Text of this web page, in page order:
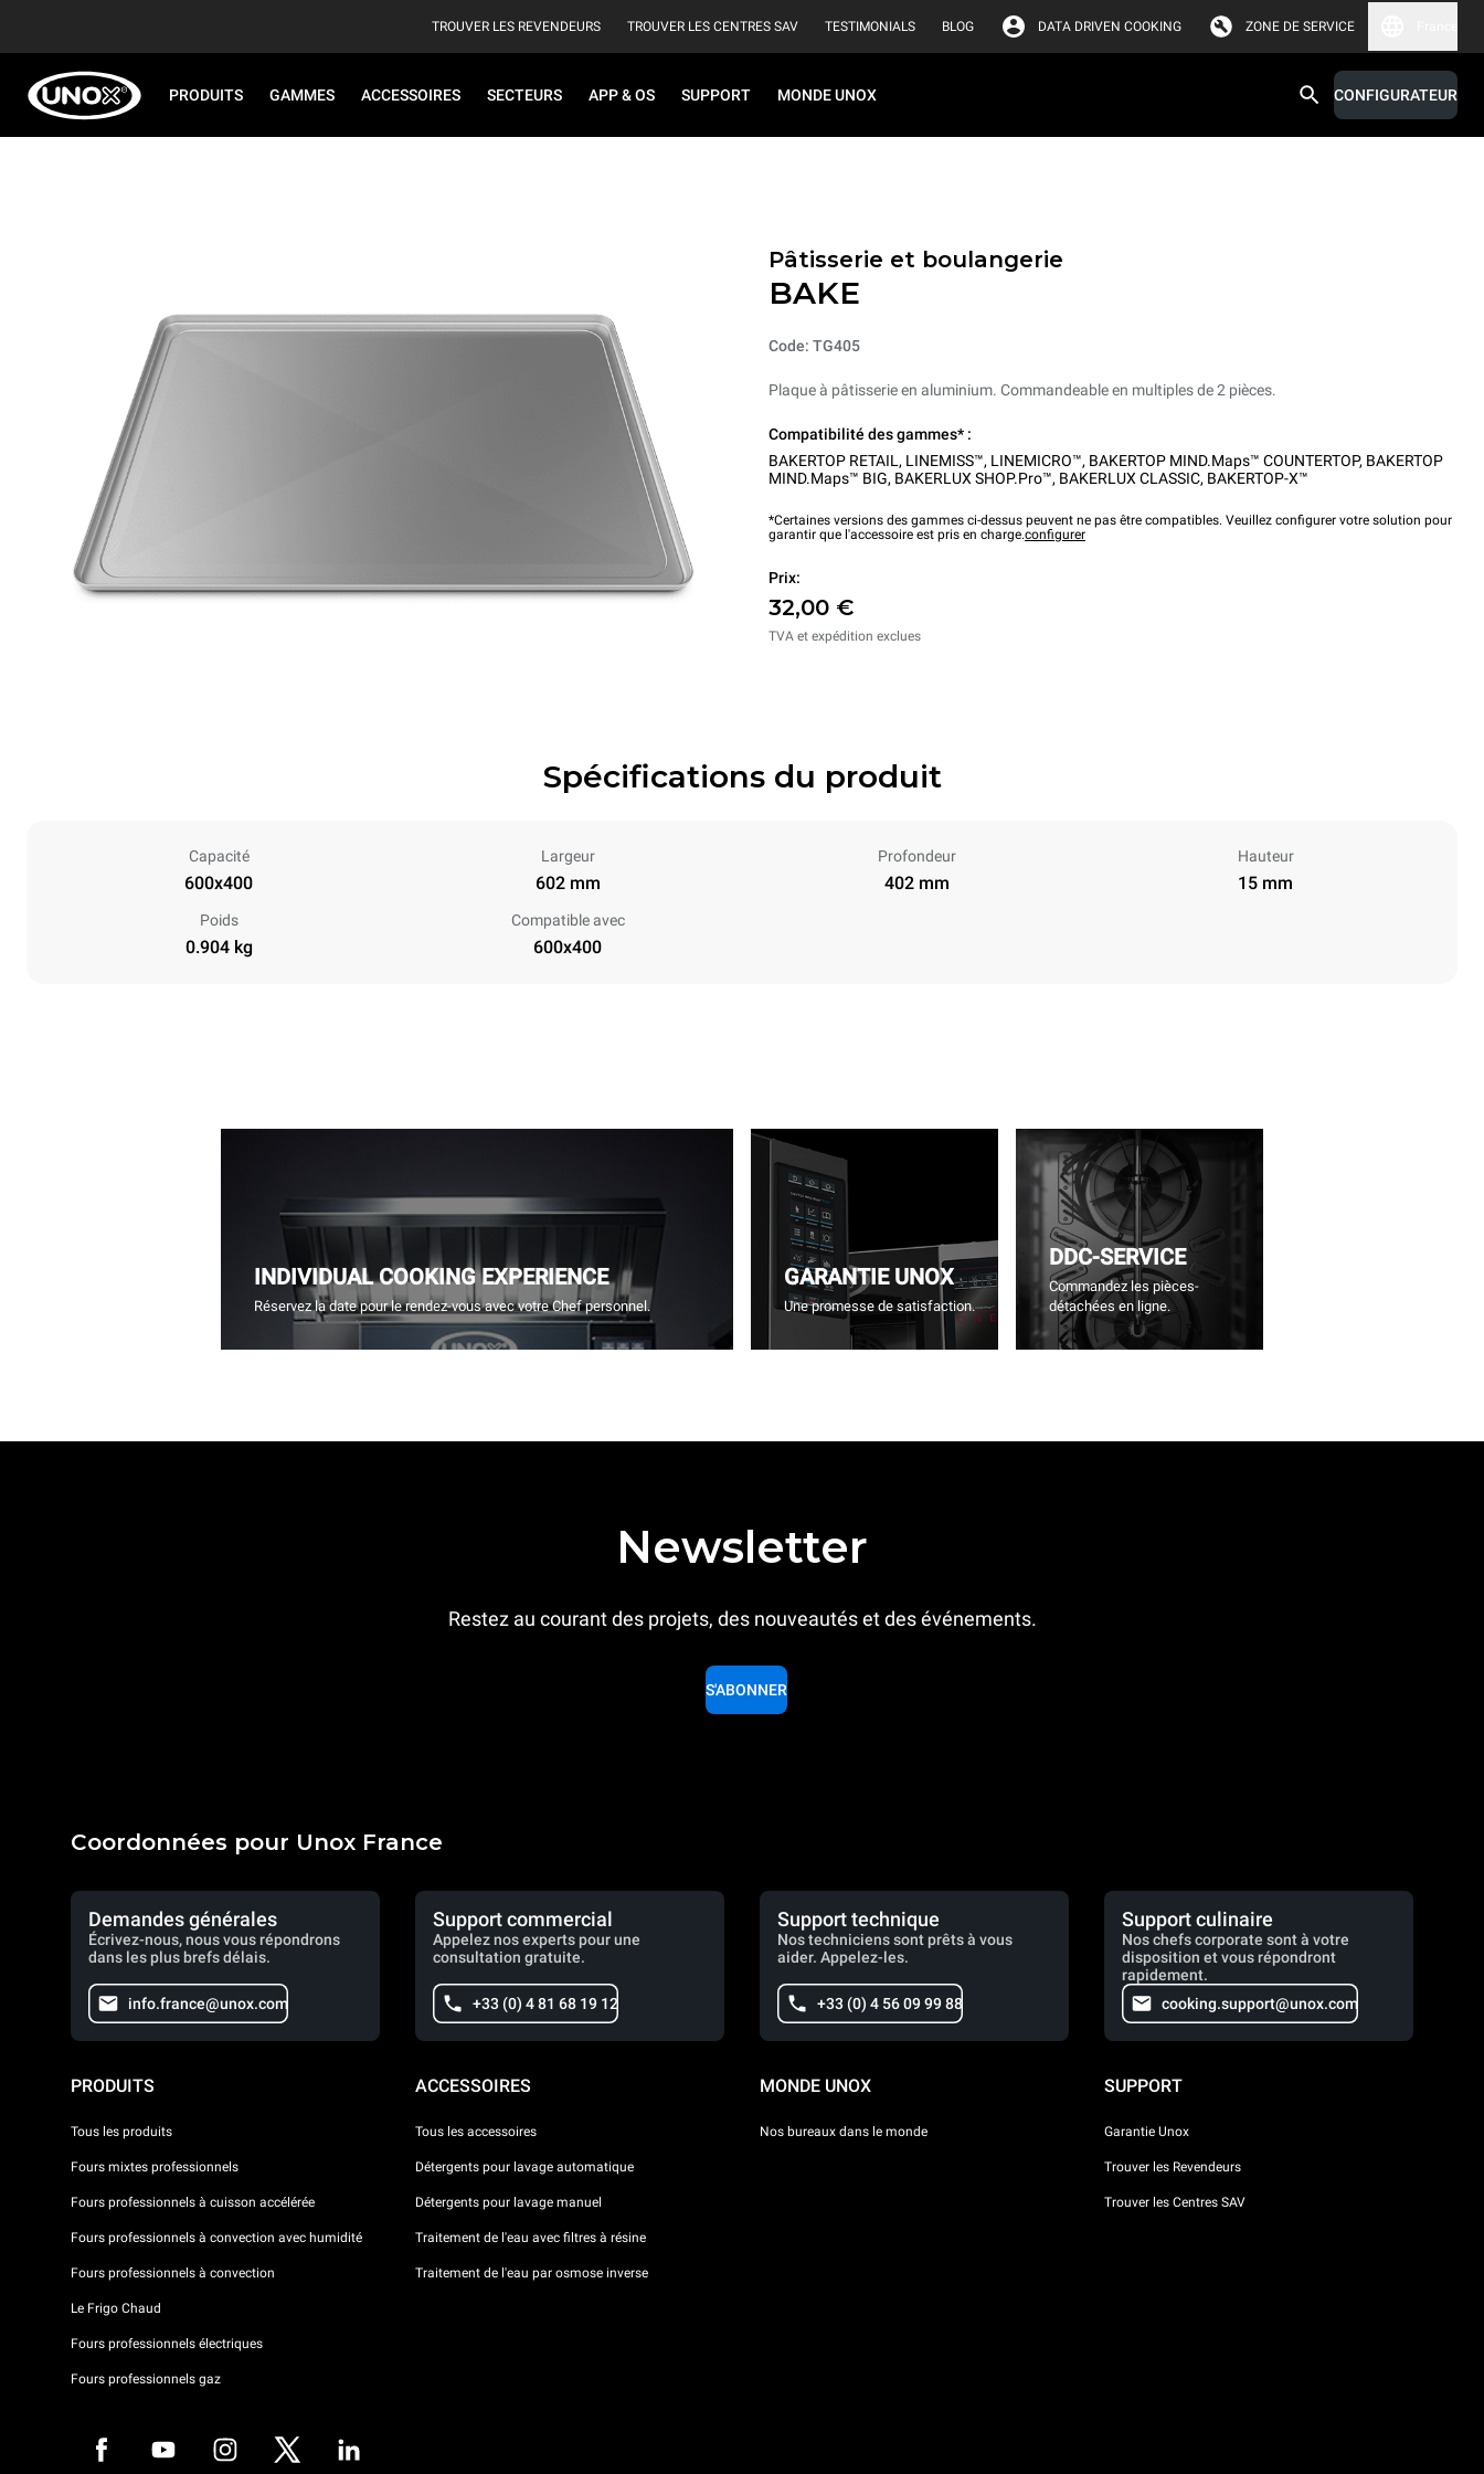
TROUVER LES REVENDEURS TROUVER LES CENTRES SAV TESTIMONIALS BLOG DATA DRIVEN COOKING ZONE DE SERVICE
PRODUITS GAMMES ACCESSOIRES SECTEURS APP & OS SUPPORT MONDE UNOX CONFIGURATEUR
Pâtisserie et boulangerie
BAKE
Code: TG405
Plaque à pâtisserie en aluminium. Commandeable en multiples de 2 pièces.
Compatibilité des gammes* :
BAKERTOP RETAIL , LINEMISS™, LINEMICRO™, BAKERTOP MIND.Maps™ COUNTERTOP, BAKERTOP
MIND.Maps™ BIG, BAKERLUX SHOP.Pro™, BAKERLUX CLASSIC, BAKERTOP-X™
*Certaines versions des gammes ci-dessus peuvent ne pas être compatibles. Veuillez configurer votre solution pour
garantir que l'accessoire est pris en charge.configurer
Prix:
32,00 €
TVA et expédition exclues
Spécifications du produit
Capacité
600x400
Largeur
602 mm
Profondeur
402 mm
Hauteur
15 mm
Poids
0.904 kg
Compatible avec
600x400
INDIVIDUAL COOKING EXPERIENCE
Réservez la date pour le rendez-vous avec votre Chef personnel.
GARANTIE UNOX
Une promesse de satisfaction.
DDC-SERVICE
Commandez les pièces-
détachées en ligne.
Newsletter
Restez au courant des projets, des nouveautés et des événements.
S'ABONNER
Coordonnées pour Unox France
Demandes générales
Écrivez-nous, nous vous répondrons
dans les plus brefs délais.
info.france@unox.com
Support commercial
Appelez nos experts pour une
consultation gratuite.
+33 (0) 4 81 68 19 12
Support technique
Nos techniciens sont prêts à vous
aider. Appelez-les.
+33 (0) 4 56 09 99 88
Support culinaire
Nos chefs corporate sont à votre
disposition et vous répondront
rapidement.
cooking.support@unox.com
PRODUITS
Tous les produits
Fours mixtes professionnels
Fours professionnels à cuisson accélérée
Fours professionnels à convection avec humidité
Fours professionnels à convection
Le Frigo Chaud
Fours professionnels électriques
Fours professionnels gaz
ACCESSOIRES
Tous les accessoires
Détergents pour lavage automatique
Détergents pour lavage manuel
Traitement de l'eau avec filtres à résine
Traitement de l'eau par osmose inverse
MONDE UNOX
Nos bureaux dans le monde
SUPPORT
Garantie Unox
Trouver les Revendeurs
Trouver les Centres SAV